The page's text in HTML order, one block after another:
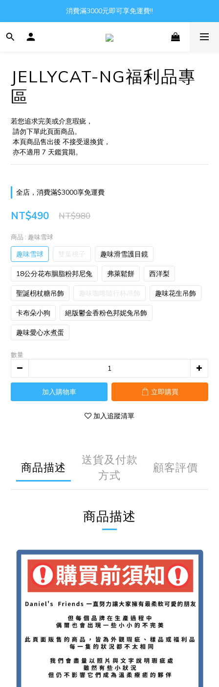
Gather all the joys in the world
消費滿3000元即可享免運費!!
Gather all the joys in the world
JELLYCAT-NG福利品專
區
若您追求完美或介意瑕疵，
請勿下單此頁面商品。
本頁商品售出後 不接受退換貨，
亦不適用 7 天鑑賞期。
全店，消費滿$3000享免運費
NT$980
NT$490
商品 : 趣味雪球
趣味雪球 雙葉桃子 趣味滑雪護目鏡
18公分花布胭脂粉邦尼兔 弗萊鬆餅 西洋梨
聖誕枴杖糖吊飾 趣味咖啡隨行杯吊飾 趣味花生吊飾
卡布朵小狗 絕版鬱金香粉色邦妮兔吊飾
趣味愛心水煮蛋
數量
加入購物車 立即購買
加入追蹤清單
商品描述
送貨及付款
方式
顧客評價
商品描述